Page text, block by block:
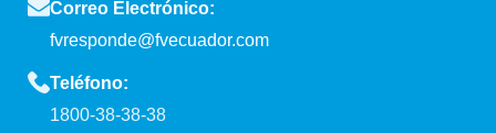
Correo Electrónico:
fvresponde@fvecuador.com
Teléfono:
1800-38-38-38